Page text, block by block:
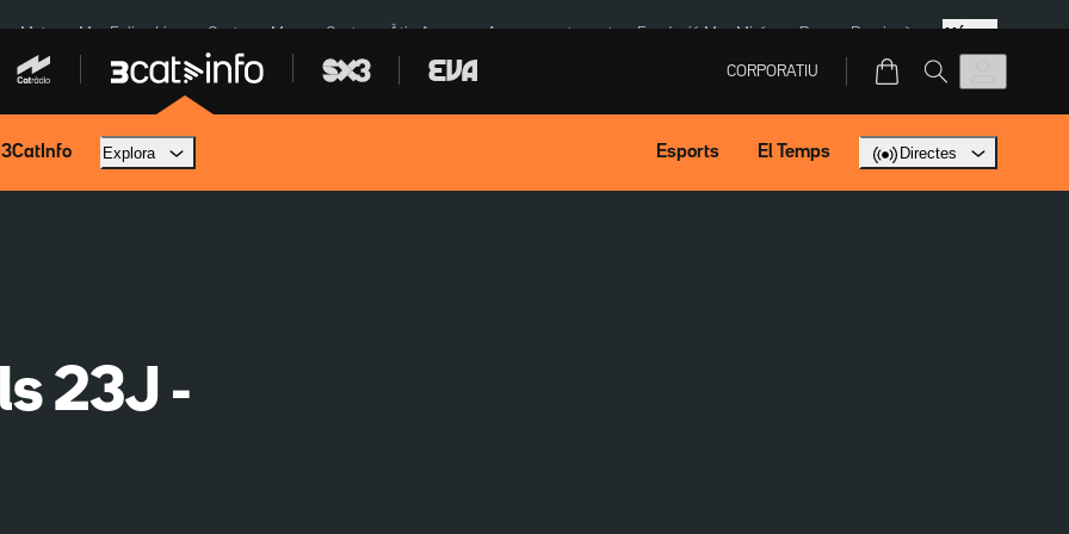
a Meta Mor Felipe Lipe Ceuta Menors Ceuta Àtic Ayuso Aparcament agost Fundació Mas Miró eBay Perpinyà Més
CORPORATIU
3CatInfo Explora Esports El Temps Directes
23J -